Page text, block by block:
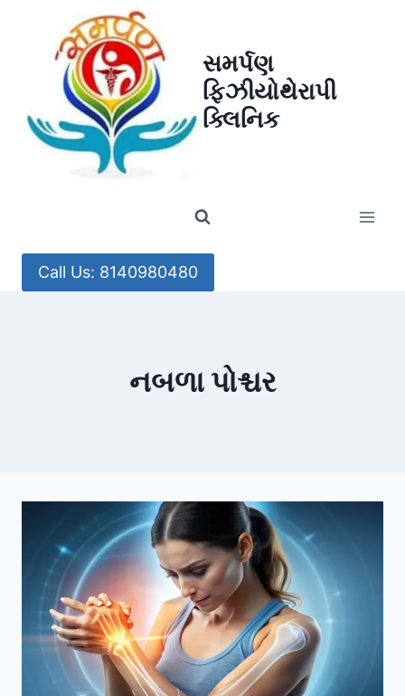
સમર્પણ
ફિઝીયોથેરાપી
ક્લિનિક
Call Us: 8140980480
નબળા પોશ્ચર